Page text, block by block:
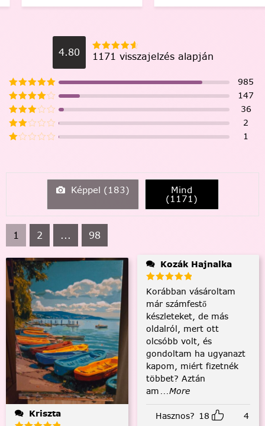
4.80 1171 visszajelzés alapján
985
147
36
2
1
Képpel (183) Mind
(1171)
1 2 ... 98
Kriszta
Kozák Hajnalka
Korábban vásároltam
már számfestő
készleteket, de más
oldalról, mert ott
olcsóbb volt, és
gondoltam ha ugyanazt
kapom, miért fizetnék
többet? Aztán
am ...More
Hasznos? 18 4